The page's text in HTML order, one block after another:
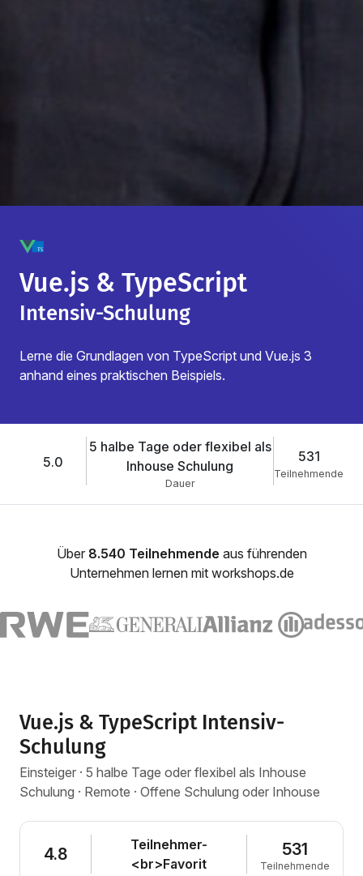
Vue.js & TypeScript
Intensiv-Schulung
Lerne die Grundlagen von TypeScript und Vue.js 3
anhand eines praktischen Beispiels.
5.0
5 halbe Tage oder flexibel als
Inhouse Schulung
Dauer
531
Teilnehmende
Über 8.540 Teilnehmende aus führenden
Unternehmen lernen mit workshops.de
Vue.js & TypeScript Intensiv-
Schulung
Einsteiger · 5 halbe Tage oder flexibel als Inhouse
Schulung · Remote · Offene Schulung oder Inhouse
4.8
Teilnehmer-
<br>Favorit
531
Teilnehmende